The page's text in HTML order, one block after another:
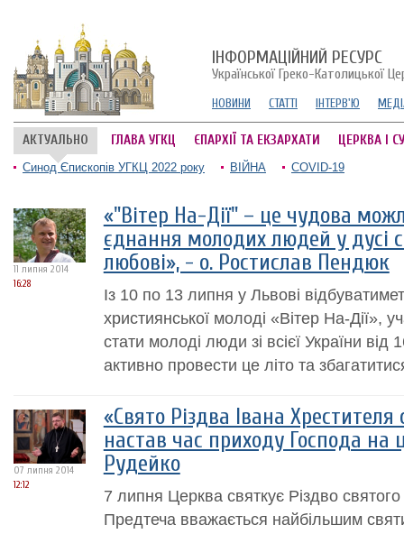
ІНФОРМАЦІЙНИЙ РЕСУРС
Української Греко-Католицької
НОВИНИ СТАТТІ ІНТЕРВ'Ю
АКТУАЛЬНО ГЛАВА УГКЦ ЄПАРХІЇ ТА ЕКЗАРХАТИ ЦЕРКВА І
Синод Єпископів УГКЦ 2022 року ВІЙНА COVID-19
11 липня 2014
16:28
«"Вітер На-Дії" – це чудова
єднання молодих людей у дусі
любові», - о. Ростислав Пендюк
Із 10 по 13 липня у Львові
християнської молоді «Вітер На-Дії»,
стати молоді люди зі всієї України від
активно провести це літо та
07 липня 2014
12:12
«Свято Різдва Івана
настав час приходу Господа на
Рудейко
7 липня Церква святкує Різдво
Предтеча вважається найбільшим